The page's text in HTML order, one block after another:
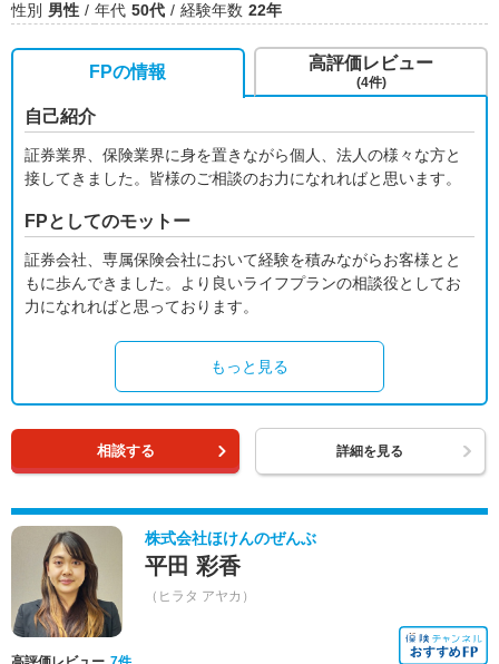
性別 男性 年代 50代 経験年数 22年
FPの情報
自己紹介
証券業界、保険業界に身を置きながら個人、法人の様々な方と
接してきました。皆様のご相談のお力になれればと思います。
FPとしてのモットー
証券会社、専属保険会社において経験を積みながらお客様とと
もに歩んできました。より良いライフプランの相談役としてお
力になれればと思っております。
もっと見る
高評価レビュー
(4件)
相談する 詳細を見る
株式会社ほけんのぜんぶ
平田 彩香
（ヒラタ アヤカ）